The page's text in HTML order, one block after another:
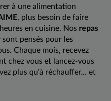
à une alimentation
, plus besoin de faire
en cuisine. Nos repas
sont pensés pour les
Chaque mois, recevez
chez vous et lancez-vous
plus qu'à réchauffer... et